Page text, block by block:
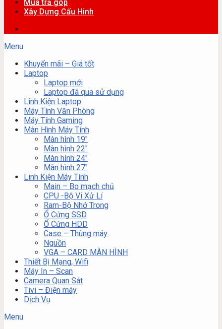
Mua trả góp
Xây Dựng Cấu Hinh
Menu
Khuyến mãi – Giá tốt
Laptop
Laptop mới
Laptop đã qua sử dụng
Linh Kiện Laptop
Máy Tính Văn Phòng
Máy Tính Gaming
Màn Hình Máy Tính
Màn hình 19″
Màn hình 22″
Màn hình 24″
Màn hình 27″
Linh Kiện Máy Tính
Main – Bo mạch chủ
CPU -Bộ Vi Xử Lí
Ram-Bộ Nhớ Trong
Ổ Cứng SSD
Ổ Cứng HDD
Case – Thùng máy
Nguồn
VGA – CARD MÀN HÌNH
Thiết Bị Mạng, Wifi
Máy In – Scan
Camera Quan Sát
Tivi – Điện máy
Dịch Vụ
Menu